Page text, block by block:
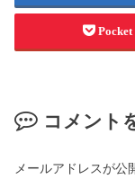
Pocket
コメント
メールアドレスが公